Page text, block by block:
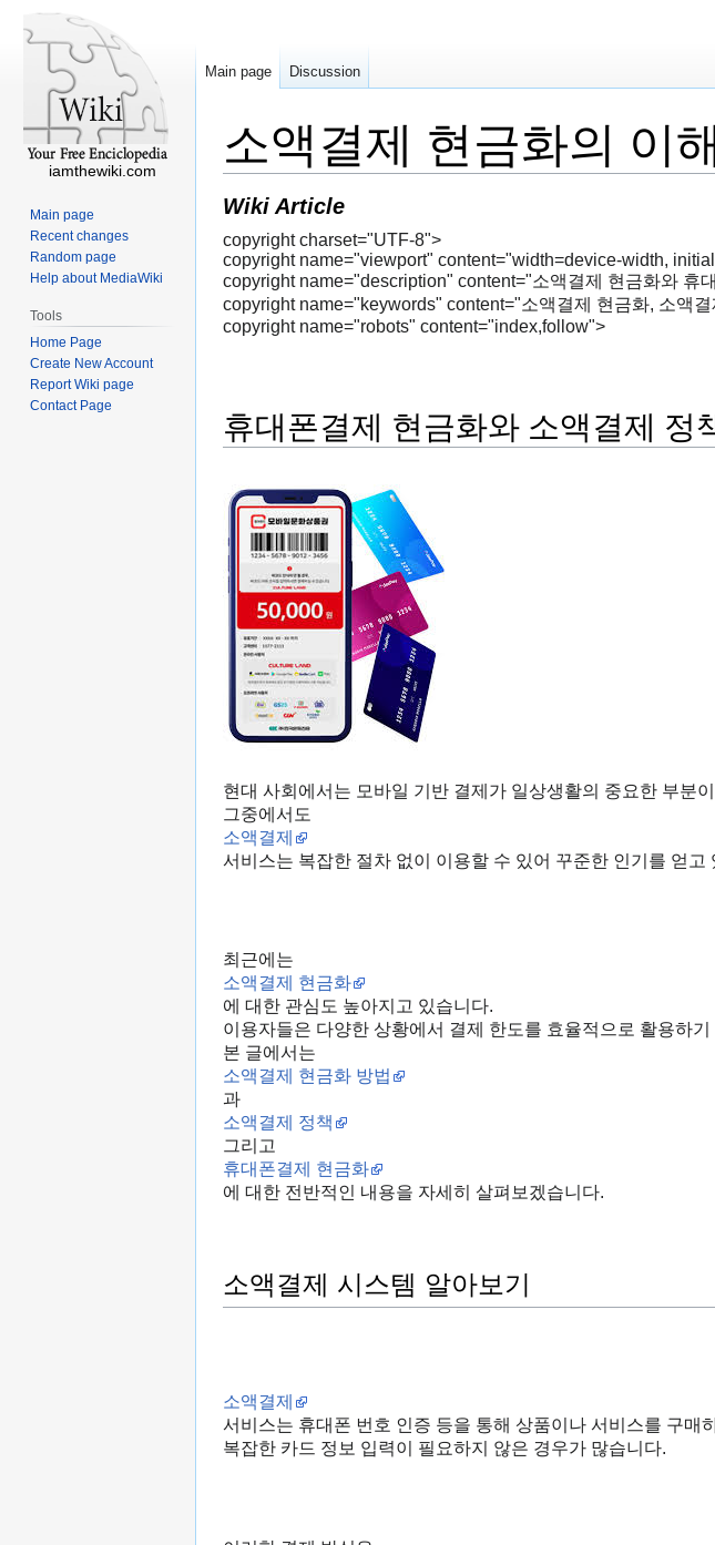
소액결제 현금화의 이
Wiki Article
copyright charset="UTF-8">
copyright name="viewport" content="width=device-width,
copyright name="description" content="소액결제 현금화와 휴
copyright name="keywords" content="소액결제 현금화, 소액
copyright name="robots" content="index,follow">
휴대폰결제 현금화와 소액결제 정
현대 사회에서는 모바일 기반 결제가 일상생활의 중요한 부분
그중에서도
소액결제
서비스는 복잡한 절차 없이 이용할 수 있어 꾸준한 인기를 얻고
최근에는
소액결제 현금화
에 대한 관심도 높아지고 있습니다.
이용자들은 다양한 상황에서 결제 한도를 효율적으로 활용하
본 글에서는
소액결제 현금화 방법
과
소액결제 정책
그리고
휴대폰결제 현금화
에 대한 전반적인 내용을 자세히 살펴보겠습니다.
소액결제 시스템 알아보기
소액결제
서비스는 휴대폰 번호 인증 등을 통해 상품이나 서비스를 구매
복잡한 카드 정보 입력이 필요하지 않은 경우가 많습니다.
Main page Discussion
iamthewiki.com
Main page
Recent changes
Random page
Help about MediaWiki
Tools
Home Page
Create New Account
Report Wiki page
Contact Page